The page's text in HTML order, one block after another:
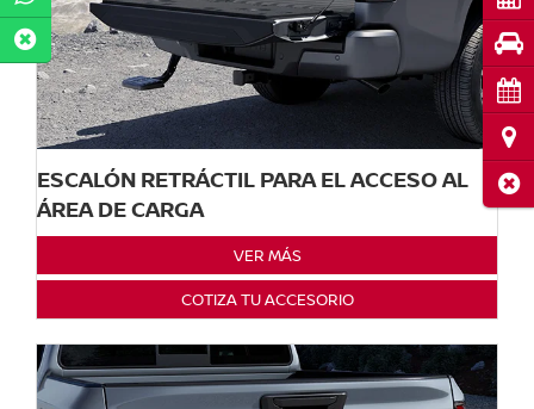
ESCALÓN RETRÁCTIL PARA EL ACCESO AL
ÁREA DE CARGA
VER MÁS
COTIZA TU ACCESORIO